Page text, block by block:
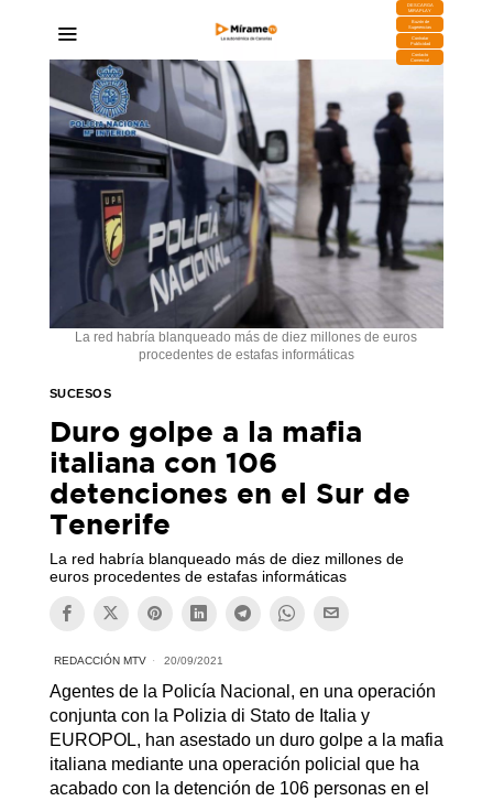
DESCARGA
MIRAPLAY
Buzón de
Sugerencias
Contratar
Publicidad
Contacto
Comercial
La red habría blanqueado más de diez millones de euros
procedentes de estafas informáticas
SUCESOS
Duro golpe a la mafia
italiana con 106
detenciones en el Sur de
Tenerife
La red habría blanqueado más de diez millones de
euros procedentes de estafas informáticas
REDACCIÓN MTV 20/09/2021
Agentes de la Policía Nacional, en una operación
conjunta con la Polizia di Stato de Italia y
EUROPOL, han asestado un duro golpe a la mafia
italiana mediante una operación policial que ha
acabado con la detención de 106 personas en el